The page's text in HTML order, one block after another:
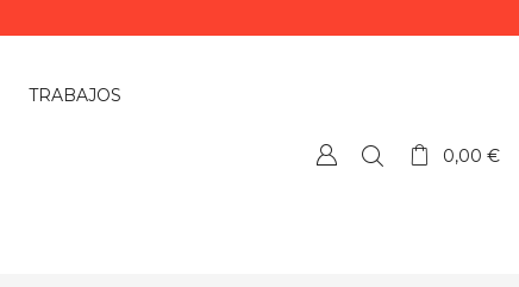
TRABAJOS
0,00€